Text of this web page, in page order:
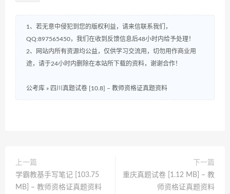
1、若无意中侵犯到您的版权利益，请来信联系我们，
QQ:897565450，我们在收到反馈信息后48小时内给予处理！
2、网站内所有资源均公益，仅供学习交流用，切勿用作商业用
途，请于24小时内删除在本站所下载的资料，谢谢合作！
公考库 » 四川真题试卷 [10.8] – 教师资格证真题资料
上一篇
学霸教基手写笔记 [103.75
MB] – 教师资格证真题资料
下一篇
重庆真题试卷 [1.12 MB] – 教
师资格证真题资料